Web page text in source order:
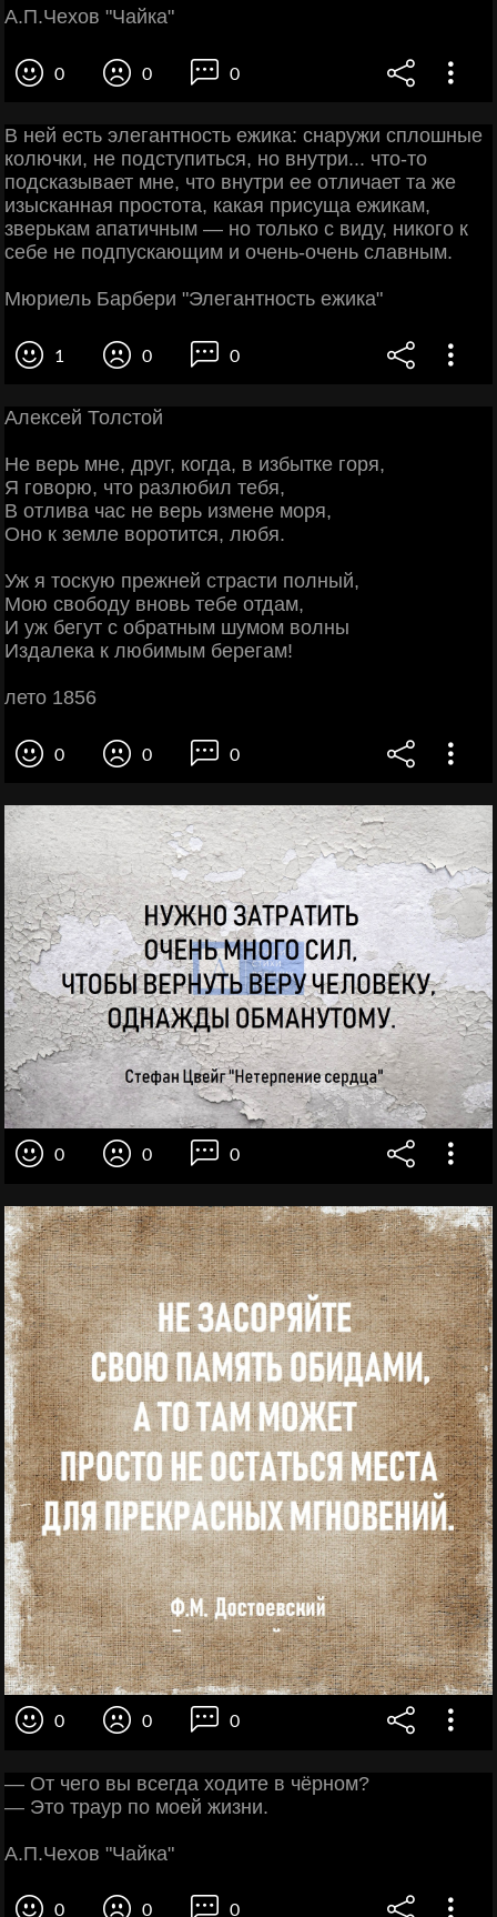
А.П.Чехов "Чайка"
0 0 0
В ней есть элегантность ежика: снаружи сплошные
колючки, не подступиться, но внутри... что-то
подсказывает мне, что внутри ее отличает та же
изысканная простота, какая присуща ежикам,
зверькам апатичным — но только с виду, никого к
себе не подпускающим и очень-очень славным.
Мюриель Барбери "Элегантность ежика"
1 0 0
Алексей Толстой
Не верь мне, друг, когда, в избытке горя,
Я говорю, что разлюбил тебя,
В отлива час не верь измене моря,
Оно к земле воротится, любя.
Уж я тоскую прежней страсти полный,
Мою свободу вновь тебе отдам,
И уж бегут с обратным шумом волны
Издалека к любимым берегам!
лето 1856
0 0 0
0 0 0
0 0 0
— От чего вы всегда ходите в чёрном?
— Это траур по моей жизни.
А.П.Чехов "Чайка"
0 0 0